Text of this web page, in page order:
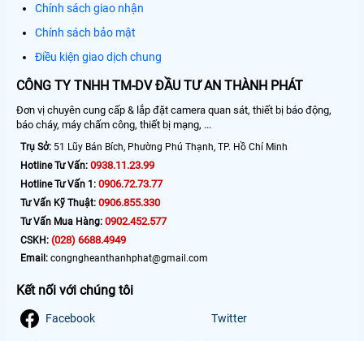
Chính sách giao nhận
Chính sách bảo mật
Điều kiện giao dịch chung
CÔNG TY TNHH TM-DV ĐẦU TƯ AN THÀNH PHÁT
Đơn vị chuyên cung cấp & lắp đặt camera quan sát, thiết bị báo động,
báo cháy, máy chấm công, thiết bị mạng, ...
Trụ Sở: 51 Lũy Bán Bích, Phường Phú Thạnh, TP. Hồ Chí Minh
Hotline Tư Vấn: 0938.11.23.99
Hotline Tư Vấn 1: 0906.72.73.77
Tư Vấn Kỹ Thuật: 0906.855.330
Tư Vấn Mua Hàng: 0902.452.577
CSKH: (028) 6688.4949
Email: congngheanthanhphat@gmail.com
Kết nối với chúng tôi
Facebook Twitter